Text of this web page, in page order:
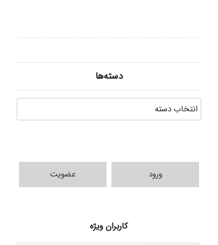
دسته‌ها
ورود عضویت
کاربران ویژه